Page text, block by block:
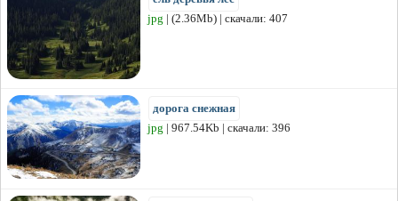
jpg | (2.36Mb) | скачали: 407
дорога снежная
jpg | 967.54Kb | скачали: 396